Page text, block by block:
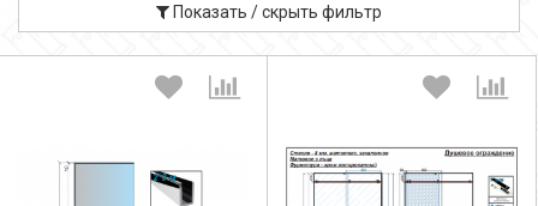
Показать / скрыть фильтр